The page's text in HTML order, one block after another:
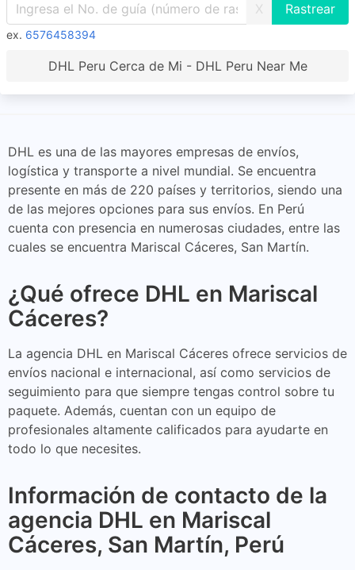
X
ex. 6576458394
DHL Peru Cerca de Mi - DHL Peru Near Me
DHL es una de las mayores empresas de envíos,
logística y transporte a nivel mundial. Se encuentra
presente en más de 220 países y territorios, siendo una
de las mejores opciones para sus envíos. En Perú
cuenta con presencia en numerosas ciudades, entre las
cuales se encuentra Mariscal Cáceres, San Martín.
¿Qué ofrece DHL en Mariscal
Cáceres?
La agencia DHL en Mariscal Cáceres ofrece servicios de
envíos nacional e internacional, así como servicios de
seguimiento para que siempre tengas control sobre tu
paquete. Además, cuentan con un equipo de
profesionales altamente calificados para ayudarte en
todo lo que necesites.
Información de contacto de la
agencia DHL en Mariscal
Cáceres, San Martín, Perú